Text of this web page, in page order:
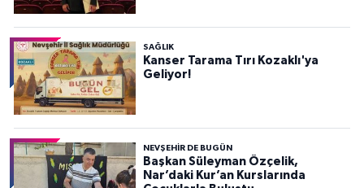
SAĞLIK
Kanser Tarama Tırı Kozaklı'ya
Geliyor!
NEVŞEHIR DE BUGÜN
Başkan Süleyman Özçelik,
Nar’daki Kur’an Kurslarında